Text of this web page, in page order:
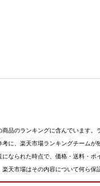
品のランキングに含んでいます
に、楽天市場ランキングチーム
なられた時点で、価格・送料・
天市場はその内容について何ら保